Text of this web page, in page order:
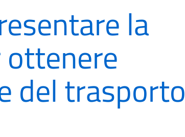
la
del trasporto